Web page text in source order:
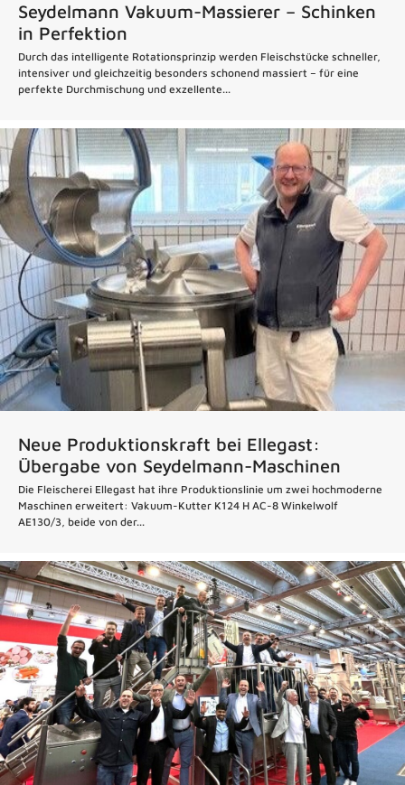
Seydelmann Vakuum-Massierer – Schinken
in Perfektion
Durch das intelligente Rotationsprinzip werden Fleischstücke schneller,
intensiver und gleichzeitig besonders schonend massiert – für eine
perfekte Durchmischung und exzellente...
Neue Produktionskraft bei Ellegast:
Übergabe von Seydelmann-Maschinen
Die Fleischerei Ellegast hat ihre Produktionslinie um zwei hochmoderne
Maschinen erweitert: Vakuum-Kutter K124 H AC-8 Winkelwolf
AE130/3, beide von der...